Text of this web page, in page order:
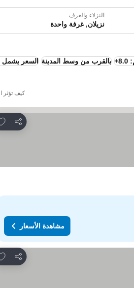
النزلاء والغرف
نزيلان, غرفة واحدة
بالقرب من وسط المدينة السعر يشمل
كيف تؤثر
مشاركة
مشاهدة الأسعار
مشاركة